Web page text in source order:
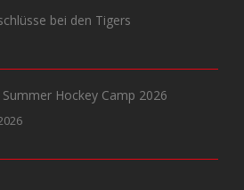
bei den Tigers
Summer Hockey Camp 2026